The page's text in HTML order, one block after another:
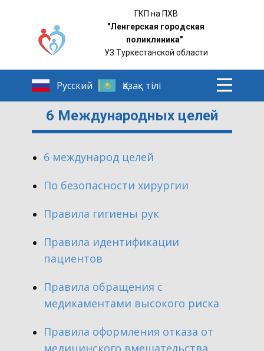
ГКП на ПХВ
"Ленгерская городская
поликлиника"
УЗ Туркестанской области
6 Международных целей
6 международ целей
По безопасности хирургии
Правила гигиены рук
Правила идентификации
пациентов
Правила обращения с
медикаментами высокого риска
Правила оформления отказа от
медицинского вмешательства